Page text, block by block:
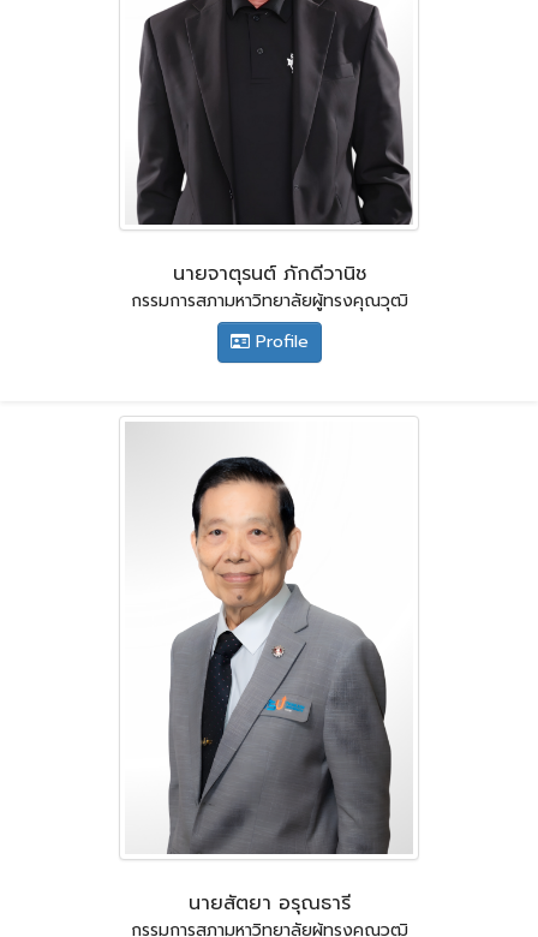
นายจาตุรนต์ ภักดีวานิช
กรรมการสภามหาวิทยาลัยผู้ทรงคุณวุฒิ
Profile
นายสัตยา อรุณธารี
กรรมการสภามหาวิทยาลัยผู้ทรงคุณวุฒิ